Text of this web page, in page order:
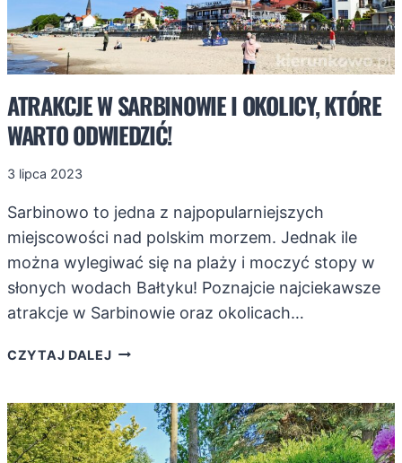
ATRAKCJE W SARBINOWIE I OKOLICY, KTÓRE
WARTO ODWIEDZIĆ!
3 lipca 2023
Sarbinowo to jedna z najpopularniejszych
miejscowości nad polskim morzem. Jednak ile
można wylegiwać się na plaży i moczyć stopy w
słonych wodach Bałtyku! Poznajcie najciekawsze
atrakcje w Sarbinowie oraz okolicach…
CZYTAJ DALEJATRAKCJE
I
OKOLICY,
KTÓRE